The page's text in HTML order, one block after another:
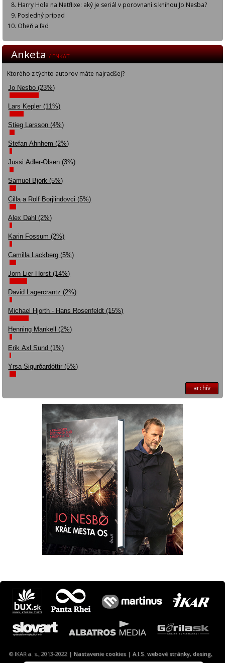
Harry Hole na Netflixe: aký je seriál v porovnaní s knihou Jo Nesba?
Posledný prípad
Oheň a ľad
Anketa/ ENKÄT
Ktorého z týchto autorov máte najradšej?
Jo Nesbo (23%)
Lars Kepler (11%)
Stieg Larsson (4%)
Stefan Ahnhem (2%)
Jussi Adler-Olsen (3%)
Samuel Bjork (5%)
Cilla a Rolf Borjlindovci (5%)
Alex Dahl (2%)
Karin Fossum (2%)
Camilla Lackberg (5%)
Jorn Lier Horst (14%)
David Lagercrantz (2%)
Michael Hjorth - Hans Rosenfeldt (15%)
Henning Mankell (2%)
Erik Axl Sund (1%)
Yrsa Sigurðardóttir (5%)
archív
© IKAR a. s., 2013-2022 | Nastavenie cookies| A.I.S. webové stránky, desing,